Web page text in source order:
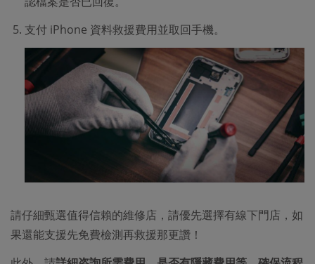
支付 iPhone 資料救援費用並取回手機。
請仔細甄選值得信賴的維修店，請優先選擇有線下門店，如
果還能支援先免費檢測再救援那更讚！